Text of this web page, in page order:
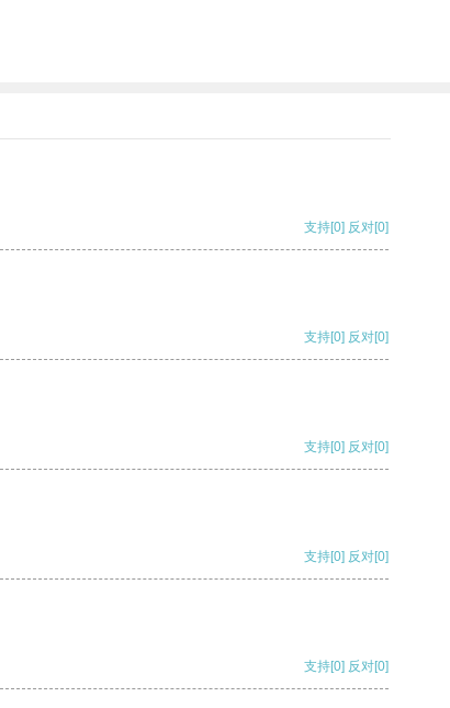
支持[0] 反对[0]
支持[0] 反对[0]
支持[0] 反对[0]
支持[0] 反对[0]
支持[0] 反对[0]